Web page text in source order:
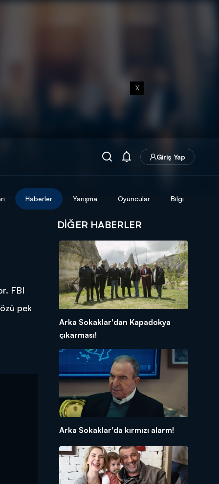
X
Giriş Yap
Haberler Yarışma Oyuncular Bilgi
FBI
pek
DIĞER HABERLER
Arka Sokaklar'dan Kapadokya
çıkarması!
Arka Sokaklar'da kırmızı alarm!